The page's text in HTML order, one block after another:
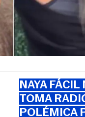
NAYA
TOMA
POLÉMICA